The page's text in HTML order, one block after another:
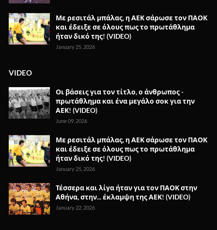
Με ρεσιτάλ μπάλας, η ΑΕΚ σάρωσε τον ΠΑΟΚ
και έδειξε σε όλους πως το πρωτάθλημα
ήταν δικό της! (VIDEO)
January 25, 2026
VIDEO
Οι βάσεις για τον τίτλο, ο άνθρωπος -
πρωτάθλημα και ένα μεγάλο σοκ για την
ΑΕΚ! (VIDEO)
June 09, 2026
Με ρεσιτάλ μπάλας, η ΑΕΚ σάρωσε τον ΠΑΟΚ
και έδειξε σε όλους πως το πρωτάθλημα
ήταν δικό της! (VIDEO)
January 25, 2026
Τέσσερα και λίγα ήταν για τον ΠΑΟΚ στην
Αθήνα, στην... έκλαμψη της ΑΕΚ! (VIDEO)
January 22, 2026